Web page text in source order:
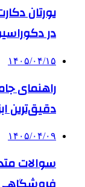
یورتان
در
۱۴۰۵/۰۴/۱۵
راهنمای
دقیق‌ترین
۱۴۰۵/۰۴/۰۹
سوالات